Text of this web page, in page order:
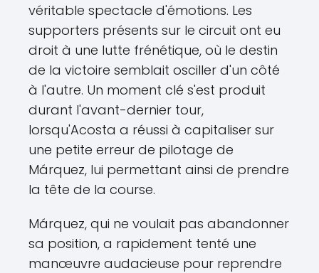
véritable spectacle d'émotions. Les
supporters présents sur le circuit ont eu
droit à une lutte frénétique, où le destin
de la victoire semblait osciller d'un côté
à l'autre. Un moment clé s'est produit
durant l'avant-dernier tour,
lorsqu'Acosta a réussi à capitaliser sur
une petite erreur de pilotage de
Márquez, lui permettant ainsi de prendre
la tête de la course.
Márquez, qui ne voulait pas abandonner
sa position, a rapidement tenté une
manœuvre audacieuse pour reprendre